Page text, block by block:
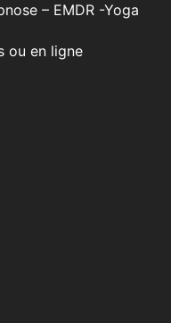
– EMDR -Yoga
ou en ligne